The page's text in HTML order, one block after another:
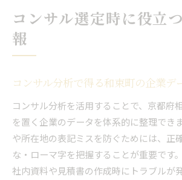
コンサル選定時に役立
報
コンサル分析で得る和束町の企業デ
コンサル分析を活用することで、京都府
を置く企業のデータを体系的に整理でき
や所在地の表記ミスを防ぐためには、正
な・ローマ字を把握することが重要です
社内資料や見積書の作成時にトラブルが